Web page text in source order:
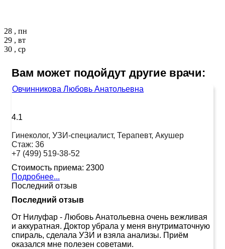
28 , пн
29 , вт
30 , ср
Вам может подойдут другие врачи:
Овчинникова Любовь Анатольевна
4.1
Гинеколог, УЗИ-специалист, Терапевт, Акушер
Стаж: 36
+7 (499) 519-38-52
Стоимость приема: 2300
Подробнее...
Последний отзыв
Последний отзыв
От Нилуфар - Любовь Анатольевна очень вежливая
и аккуратная. Доктор убрала у меня внутриматочную
спираль, сделала УЗИ и взяла анализы. Приём
оказался мне полезен советами.